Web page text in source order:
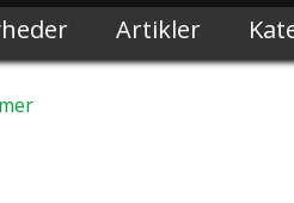
Artikler